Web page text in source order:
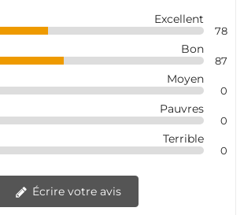
Excellent
78
Bon
87
Moyen
0
Pauvres
0
Terrible
0
Écrire votre avis